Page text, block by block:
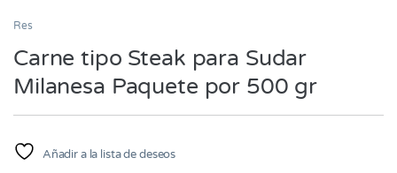
Res
Carne tipo Steak para Sudar
Milanesa Paquete por 500 gr
Añadir a la lista de deseos